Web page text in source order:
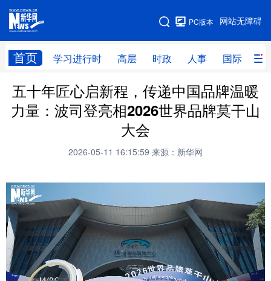
网站无障碍
PC版本
首页 学习进行时 高层 时政 人事 国际 财
网站地图
学习进行时 高层 时政 人事
国际 财经 网评 港澳
文化
访谈
法律 中央文件 金融 汽车
食品 人居 信息化 数字经济
五十年匠心启新程，传递中国品牌温暖
力量：波司登亮相2026世界品牌莫干山
大会
2026-05-11 16:15:59 来源：新华网